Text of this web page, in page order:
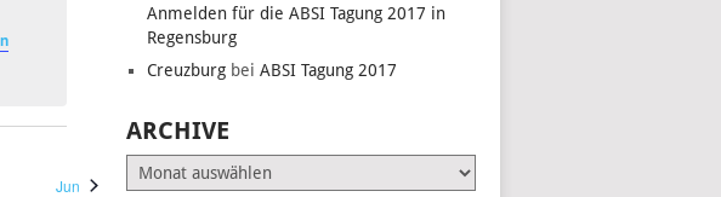
Jun
Anmelden für die ABSI Tagung 2017 in
Regensburg
Creuzburg beiABSI Tagung 2017
ARCHIVE
Archive